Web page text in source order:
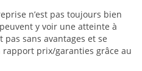
n’est pas toujours bien
y voir une atteinte à
sans avantages et se
prix/garanties grâce au